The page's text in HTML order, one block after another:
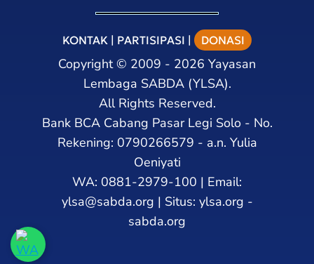
KONTAK | PARTISIPASI | DONASI
Copyright© 2009 - 2026 Yayasan
Lembaga SABDA (YLSA).
All Rights Reserved.
Bank BCA Cabang Pasar Legi Solo - No.
Rekening: 0790266579 - a.n. Yulia
Oeniyati
WA: 0881-2979-100 | Email:
ylsa@sabda.org | Situs: ylsa.org -
sabda.org